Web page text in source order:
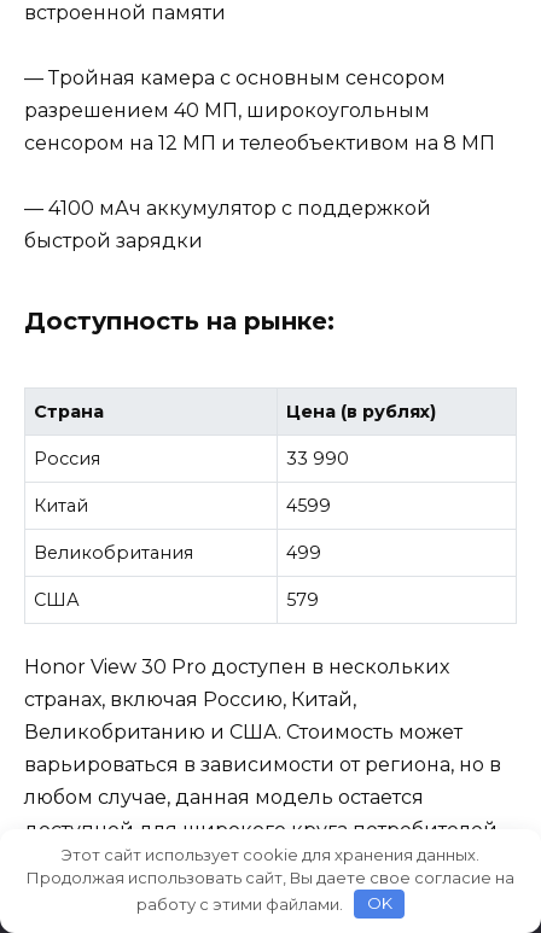
встроенной памяти
— Тройная камера с основным сенсором
разрешением 40 МП, широкоугольным
сенсором на 12 МП и телеобъективом на 8 МП
— 4100 мАч аккумулятор с поддержкой
быстрой зарядки
Доступность на рынке:
Страна Цена (в рублях)
Россия 33 990
Китай 4599
Великобритания 499
США 579
Honor View 30 Pro доступен в нескольких
странах, включая Россию, Китай,
Великобританию и США. Стоимость может
варьироваться в зависимости от региона, но в
любом случае, данная модель остается
доступной для широкого круга потребителей.
Этот сайт использует cookie для хранения данных.
Продолжая использовать сайт, Вы даете свое согласие на
работу с этими файлами.
OK